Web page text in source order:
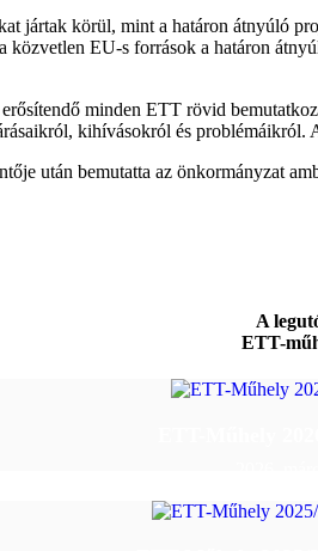
jártak körül, mint a határon átnyúló
közvetlen EU-s források a határon
minden ETT rövid
kihívásokról és problémáikról.
után bemutatta az önkormányzat
A
ETT-